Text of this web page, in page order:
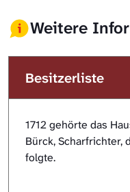
Weitere
Besitzerliste
1712 gehörte das
Bürck, Scharfrichter,
folgte.